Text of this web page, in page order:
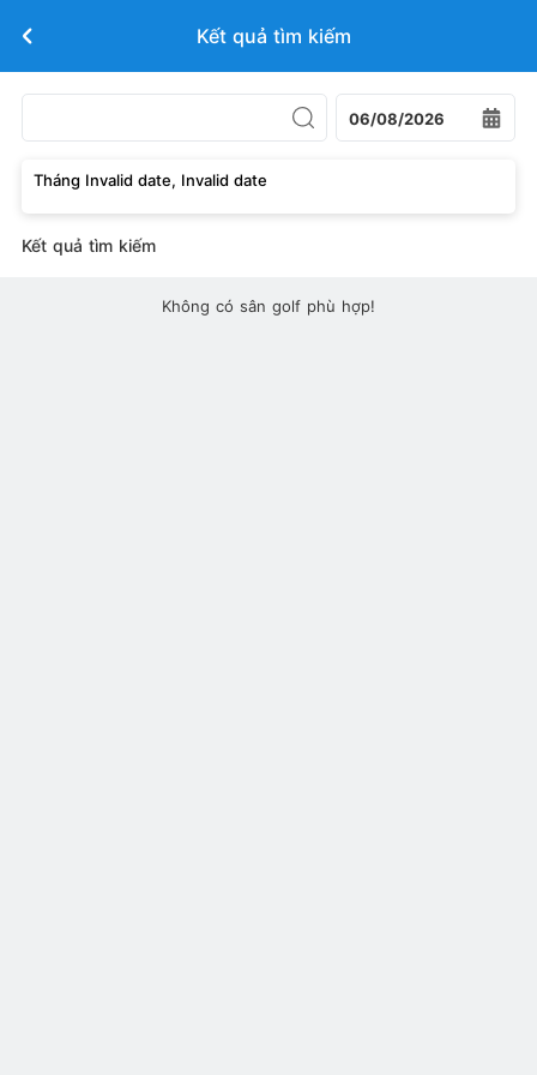
Kết quả tìm kiếm
06/08/2026
Tháng Invalid date, Invalid date
Kết quả tìm kiếm
Không có sân golf phù hợp!